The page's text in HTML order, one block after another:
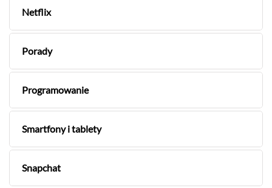
Netflix
Porady
Programowanie
Smartfony i tablety
Snapchat